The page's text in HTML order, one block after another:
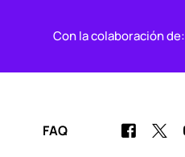
Con la colaboración de:
FAQ